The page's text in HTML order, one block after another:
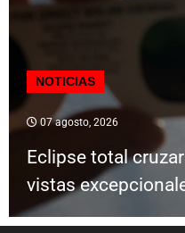
NOTICIAS
07 agosto, 2026
Eclipse total
vistas